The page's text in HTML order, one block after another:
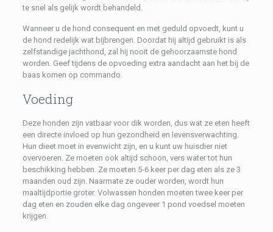
te snel als gelijk wordt behandeld.
Wanneer u de hond consequent en met geduld opvoedt, kunt u
de hond redelijk wat bijbrengen. Doordat hij altijd gebruikt is als
zelfstandige jachthond, zal hij nooit de gehoorzaamste hond
worden. Geef tijdens de opvoeding extra aandacht aan het bij de
baas komen op commando.
Voeding
Deze honden zijn vatbaar voor dik worden, dus wat ze eten heeft
een directe invloed op hun gezondheid en levensverwachting.
Hun dieet moet in evenwicht zijn, en u kunt uw huisdier niet
overvoeren. Ze moeten ook altijd schoon, vers water tot hun
beschikking hebben. Ze moeten 5-6 keer per dag eten als ze 3
maanden oud zijn. Naarmate ze ouder worden, wordt hun
maaltijdportie groter. Volwassen honden moeten twee keer per
dag eten en zouden elke dag ongeveer 1 pond voedsel moeten
krijgen.